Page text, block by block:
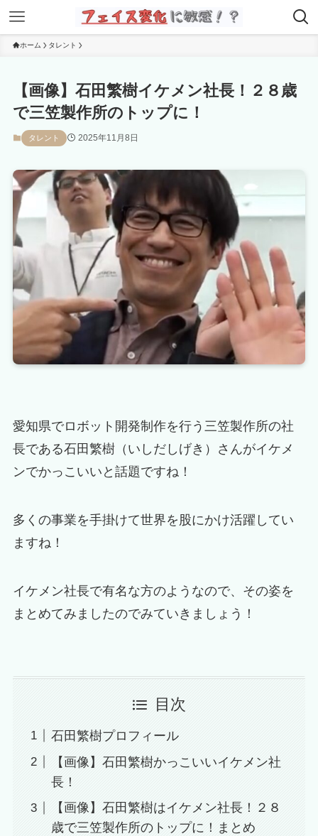
ホーム タレント
【画像】石田繁樹イケメン社長！２８歳
で三笠製作所のトップに！
タレント 2025年11月8日
愛知県でロボット開発制作を行う三笠製作所の社
長である石田繁樹（いしだしげき）さんがイケメ
ンでかっこいいと話題ですね！
多くの事業を手掛けて世界を股にかけ活躍してい
ますね！
イケメン社長で有名な方のようなので、その姿を
まとめてみましたのでみていきましょう！
目次
石田繁樹プロフィール
【画像】石田繁樹かっこいいイケメン社
長！
【画像】石田繁樹はイケメン社長！２８
歳で三笠製作所のトップに！まとめ